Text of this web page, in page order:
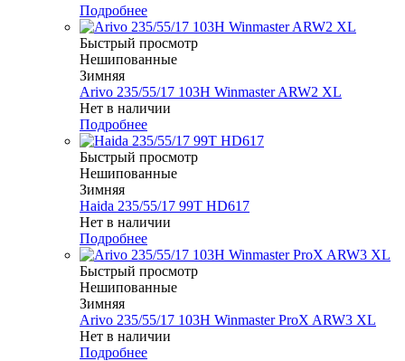
Подробнее
Быстрый просмотр
Нешипованные
Зимняя
Arivo 235/55/17 103H Winmaster ARW2 XL
Нет в наличии
Подробнее
Быстрый просмотр
Нешипованные
Зимняя
Haida 235/55/17 99T HD617
Нет в наличии
Подробнее
Быстрый просмотр
Нешипованные
Зимняя
Arivo 235/55/17 103H Winmaster ProX ARW3 XL
Нет в наличии
Подробнее